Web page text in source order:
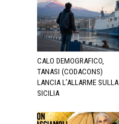
CALO DEMOGRAFICO,
TANASI (CODACONS)
LANCIA L’ALLARME SULLA
SICILIA